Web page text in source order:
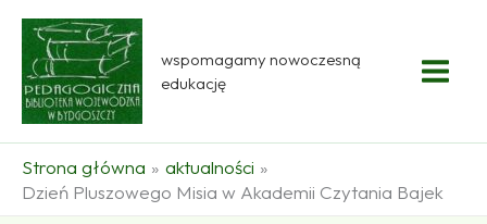
Przejdź
treści
wspomagamy nowoczesną
edukację
Strona główna
aktualności
Dzień Pluszowego Misia w Akademii Czytania Bajek